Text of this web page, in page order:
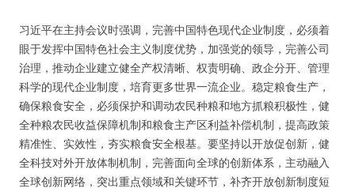
习近平在主持会议时强调，完善中国特色现代企业制度，必须着
眼于发挥中国特色社会主义制度优势，加强党的领导，完善公司
治理，推动企业建立健全产权清晰、权责明确、政企分开、管理
科学的现代企业制度，培育更多世界一流企业。稳定粮食生产，
确保粮食安全，必须保护和调动农民种粮和地方抓粮积极性，健
全种粮农民收益保障机制和粮食主产区利益补偿机制，提高政策
精准性、实效性，夯实粮食安全根基。要坚持以开放促创新，健
全科技对外开放体制机制，完善面向全球的创新体系，主动融入
全球创新网络，突出重点领域和关键环节，补齐开放创新制度短